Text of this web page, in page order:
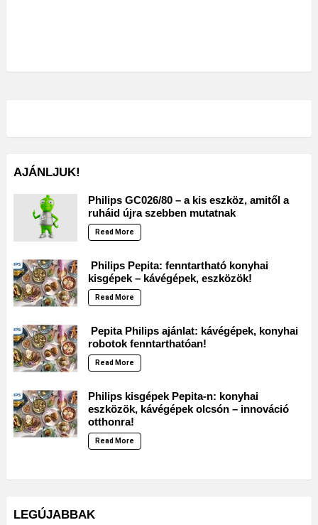
AJÁNLJUK!
Philips GC026/80 – a kis eszköz, amitől a
ruháid újra szebben mutatnak
Read More
Philips Pepita: fenntartható konyhai
kisgépek – kávégépek, eszközök!
Read More
Pepita Philips ajánlat: kávégépek, konyhai
robotok fenntarthatóan!
Read More
Philips kisgépek Pepita-n: konyhai
eszközök, kávégépek olcsón – innováció
otthonra!
Read More
LEGÚJABBAK